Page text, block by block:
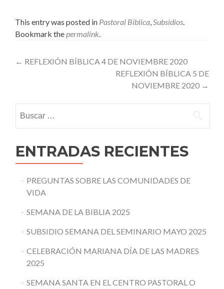
This entry was posted in Pastoral Bíblica,Subsidios.
Bookmark thepermalink.
Post
← REFLEXIÓN BÍBLICA 4 DE NOVIEMBRE 2020
REFLEXIÓN BÍBLICA 5 DE
NOVIEMBRE 2020 →
ENTRADAS RECIENTES
PREGUNTAS SOBRE LAS COMUNIDADES DE
VIDA
SEMANA DE LA BIBLIA 2025
SUBSIDIO SEMANA DEL SEMINARIO MAYO 2025
CELEBRACIÓN MARIANA DÍA DE LAS MADRES
2025
SEMANA SANTA EN EL CENTRO PASTORAL O